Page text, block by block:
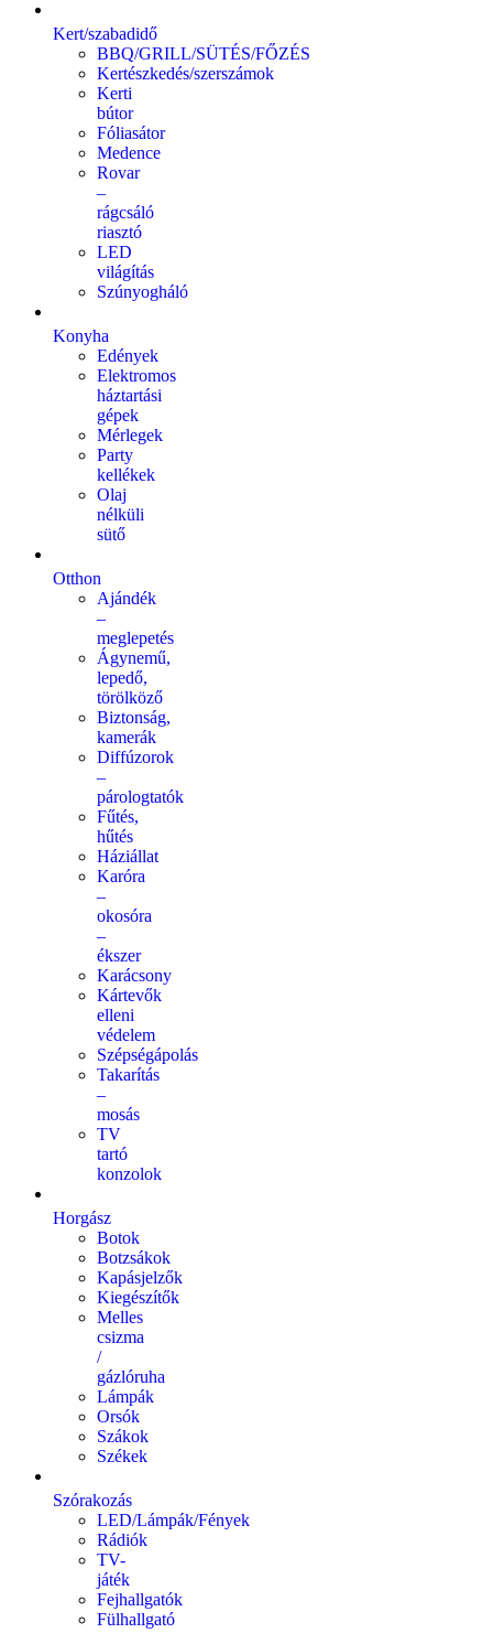
Kert/szabadidő
BBQ/GRILL/SÜTÉS/FŐZÉS
Kertészkedés/szerszámok
Kerti
bútor
Fóliasátor
Medence
Rovar
–
rágcsáló
riasztó
LED
világítás
Szúnyogháló
Konyha
Edények
Elektromos
háztartási
gépek
Mérlegek
Party
kellékek
Olaj
nélküli
sütő
Otthon
Ajándék
–
meglepetés
Ágynemű,
lepedő,
törölköző
Biztonság,
kamerák
Diffúzorok
–
párologtatók
Fűtés,
hűtés
Háziállat
Karóra
–
okosóra
–
ékszer
Karácsony
Kártevők
elleni
védelem
Szépségápolás
Takarítás
–
mosás
TV
tartó
konzolok
Horgász
Botok
Botzsákok
Kapásjelzők
Kiegészítők
Melles
csizma
/
gázlóruha
Lámpák
Orsók
Szákok
Székek
Szórakozás
LED/Lámpák/Fények
Rádiók
TV-
játék
Fejhallgatók
Fülhallgató